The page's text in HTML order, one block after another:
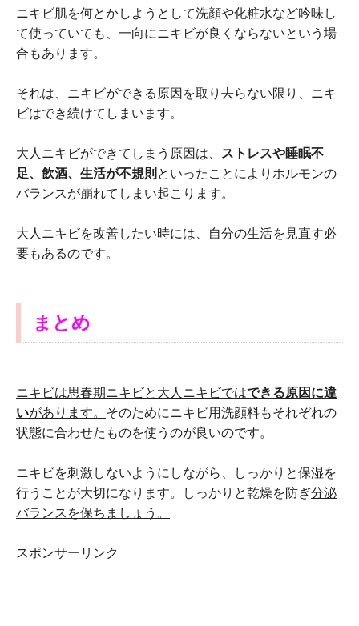
ニキビ肌を何とかしようとして洗顔や化粧水など吟味し
て使っていても、一向にニキビが良くならないという場
合もあります。
それは、ニキビができる原因を取り去らない限り、ニキ
ビはでき続けてしまいます。
大人ニキビができてしまう原因は、
ストレスや睡眠不
足、飲酒、生活が不規則 といったことによりホルモンの
バランスが崩れてしまい起こります。
大人ニキビを改善したい時には、
自分の生活を見直す必
要もあるのです。
まとめ
ニキビは思春期ニキビと大人ニキビではできる原因に違
いがあります。 そのためにニキビ用洗顔料もそれぞれの
状態に合わせたものを使うのが良いのです。
ニキビを刺激しないようにしながら、しっかりと保湿を
行うことが大切になります。しっかりと乾燥を防ぎ分泌
バランスを保ちましょう。
スポンサーリンク